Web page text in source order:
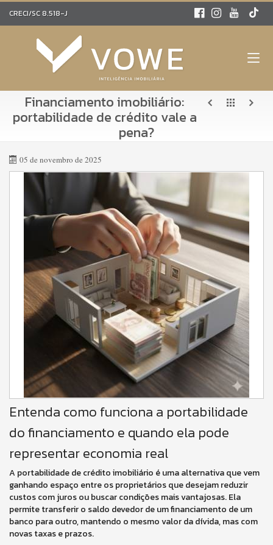
CRECI/SC 8.518-J
Financiamento imobiliário:
portabilidade de crédito vale a
pena?
05 de novembro de 2025
Entenda como funciona a portabilidade
do financiamento e quando ela pode
representar economia real
A portabilidade de crédito imobiliário é uma alternativa que vem
ganhando espaço entre os proprietários que desejam reduzir
custos com juros ou buscar condições mais vantajosas. Ela
permite transferir o saldo devedor de um financiamento de um
banco para outro, mantendo o mesmo valor da dívida, mas com
novas taxas e prazos.